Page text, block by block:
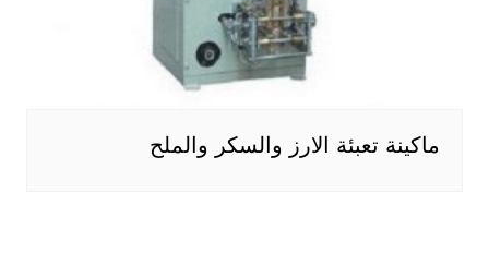
ماكينة تعبئة الارز والسكر والملح